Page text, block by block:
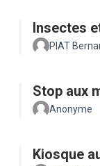
Insectes
PIAT
Stop aux
Anonyme
Kiosque